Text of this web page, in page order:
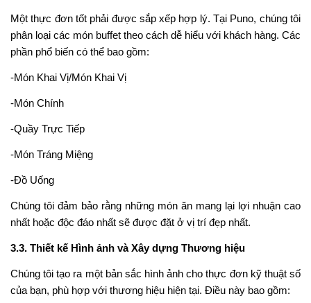
Một thực đơn tốt phải được sắp xếp hợp lý. Tại Puno, chúng tôi
phân loại các món buffet theo cách dễ hiểu với khách hàng. Các
phần phổ biến có thể bao gồm:
-Món Khai Vị/Món Khai Vị
-Món Chính
-Quầy Trực Tiếp
-Món Tráng Miệng
-Đồ Uống
Chúng tôi đảm bảo rằng những món ăn mang lại lợi nhuận cao
nhất hoặc độc đáo nhất sẽ được đặt ở vị trí đẹp nhất.
3.3. Thiết kế Hình ảnh và Xây dựng Thương hiệu
Chúng tôi tạo ra một bản sắc hình ảnh cho thực đơn kỹ thuật số
của bạn, phù hợp với thương hiệu hiện tại. Điều này bao gồm: